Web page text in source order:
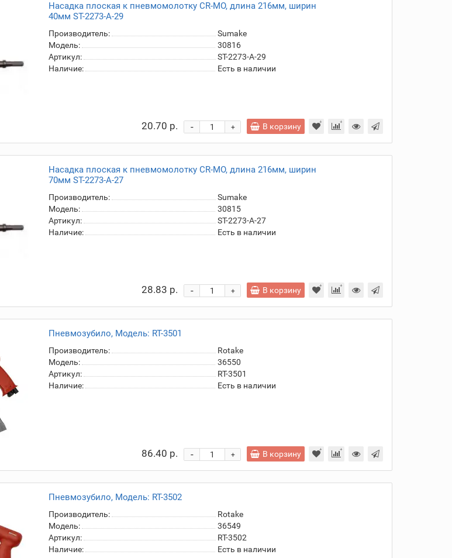
Насадка плоская к пневмомолотку CR-MO, длина 216мм, ширин
40мм ST-2273-A-29
Производитель:
Sumake
Модель:
30816
Артикул:
ST-2273-A-29
Наличие:
Есть в наличии
20.70 р. +
- В корзину
Насадка плоская к пневмомолотку CR-MO, длина 216мм, ширин
70мм ST-2273-A-27
Производитель:
Sumake
Модель:
30815
Артикул:
ST-2273-A-27
Наличие:
Есть в наличии
28.83 р. +
- В корзину
Пневмозубило, Модель: RT-3501
Производитель:
Rotake
Модель:
36550
Артикул:
RT-3501
Наличие:
Есть в наличии
86.40 р. +
- В корзину
Пневмозубило, Модель: RT-3502
Производитель:
Rotake
Модель:
36549
Артикул:
RT-3502
Наличие:
Есть в наличии